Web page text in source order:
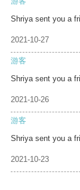
Shriya sent you a
2021-10-27
游客
Shriya sent you a
2021-10-26
游客
Shriya sent you a
2021-10-23